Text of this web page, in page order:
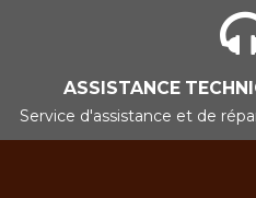
ASSISTANCE
Service d'assistance et de